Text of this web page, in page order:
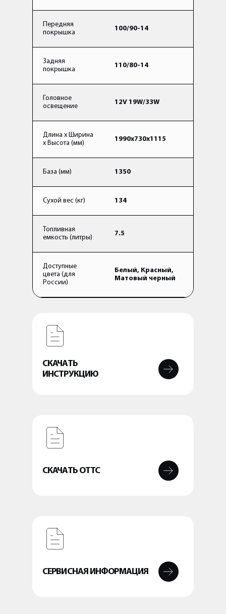
Передняя
покрышка
100/90-14
Задняя
покрышка
110/80-14
Головное
освещение
12V 19W/33W
Длина x Ширина
x Высота (мм)
1990x730x1115
База (мм) 1350
Сухой вес (кг) 134
Топливная
емкость (литры)
7.5
Доступные
цвета (для
России)
Белый, Красный,
Матовый черный
СКАЧАТЬ
ИНСТРУКЦИЮ
СКАЧАТЬ ОТТС
СЕРВИСНАЯ ИНФОРМАЦИЯ